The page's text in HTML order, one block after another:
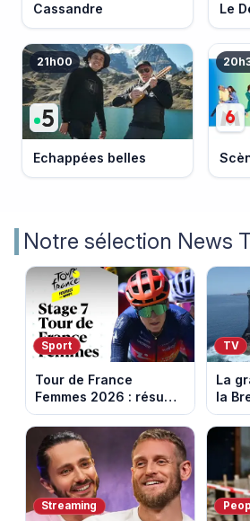
Cassandre Le
21h00
Echappées belles
Notre sélection News
Sport
Tour de France
Femmes 2026 : résumé
vidéo de la 7e étape
avec l'ascension du
Mont Ventoux
TV
La
la
les
au
Streaming